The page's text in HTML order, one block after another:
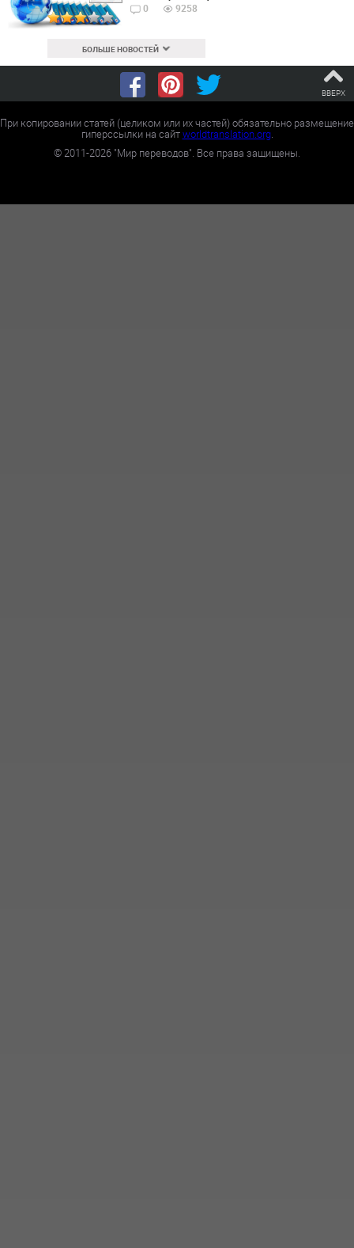
0
9258
БОЛЬШЕ НОВОСТЕЙ
ВВЕРХ
При копировании статей (целиком или их частей) обязательно размещение
гиперссылки на сайтworldtranslation.org.
©2011-2026 "Мир переводов". Все права защищены.